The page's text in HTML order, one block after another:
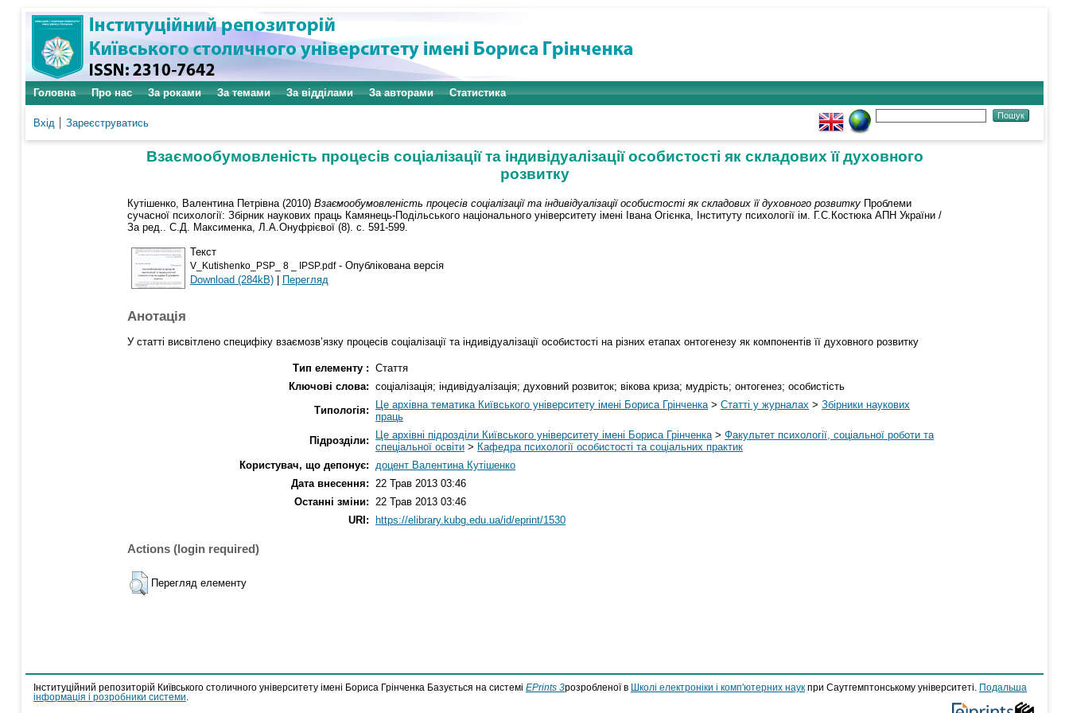
Головна Про нас За роками За темами За відділами За авторами Статистика
Вхід Зареєструватись
Взаємообумовленість процесів соціалізації та індивідуалізації особистості як складових її духовного
розвитку
Кутішенко, Валентина Петрівна (2010) Взаємообумовленість процесів соціалізації та індивідуалізації особистості як складових її духовного розвитку Проблеми
сучасної психології: Збірник наукових праць Камянець-Подільського національного університету імені Івана Огієнка, Інституту психології ім. Г.С.Костюка АПН України /
За ред.. С.Д. Максименка, Л.А.Онуфрієвої (8). с. 591-599.
Текст
V_Kutishenkо_PSP_ 8 _ IPSP.pdf- Опублікована версія
Download (284kB) | Перегляд
Анотація
У статті висвітлено специфіку взаємозв’язку процесів соціалізації та індивідуалізації особистості на різних етапах онтогенезу як компонентів її духовного розвитку
Тип елементу : Стаття
Ключові слова: соціалізація; індивідуалізація; духовний розвиток; вікова криза; мудрість; онтогенез; особистість
Типологія:
Це архівна тематика Київського університету імені Бориса Грінченка > Статті у журналах > Збірники наукових
праць
Підрозділи:
Це архівні підрозділи Київського університету імені Бориса Грінченка > Факультет психології, соціальної роботи та
спеціальної освіти > Кафедра психології особистості та соціальних практик
Користувач, що депонує:
доцент Валентина Кутішенко
Дата внесення:
22 Трав 2013 03:46
Останні зміни:
22 Трав 2013 03:46
URI:
https://elibrary.kubg.edu.ua/id/eprint/1530
Actions (login required)
Перегляд елементу
Інституційний репозиторій Київського столичного університету імені Бориса Грінченка Базується на системі EPrints 3розробленої в Школі електроніки і комп'ютерних наук при Саутгемптонському університеті.
Подальша
інформація і розробники системи